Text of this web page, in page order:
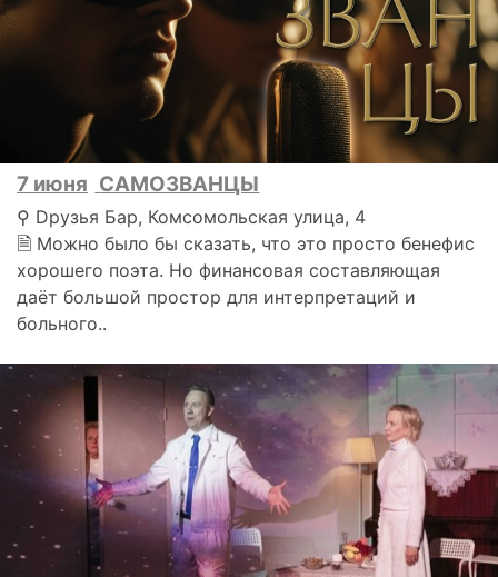
7 июня САМОЗВАНЦЫ
⚲ Dрузья Бар, Комсомольская улица, 4
🗎 Можно было бы сказать, что это просто бенефис
хорошего поэта. Но финансовая составляющая
даёт большой простор для интерпретаций и
больного..